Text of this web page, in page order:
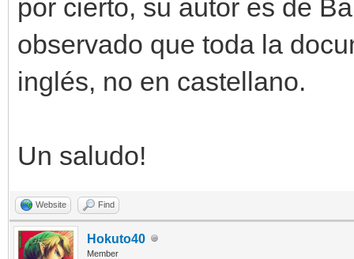
por cierto, su autor es de
observado que toda la
inglés, no en castellano.
Un saludo!
Website Find
Hokuto40
Member